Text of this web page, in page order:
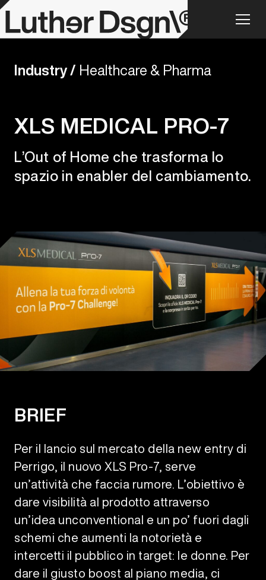
Industry / Healthcare & Pharma
XLS MEDICAL PRO-7
L’Out of Home che trasforma lo
spazio in enabler del cambiamento.
BRIEF
Per il lancio sul mercato della new entry di
Perrigo, il nuovo XLS Pro-7, serve
un’attività che faccia rumore. L’obiettivo è
dare visibilità al prodotto attraverso
un’idea unconventional e un po’ fuori dagli
schemi che aumenti la notorietà e
intercetti il pubblico in target: le donne. Per
dare il giusto boost al piano media, ci